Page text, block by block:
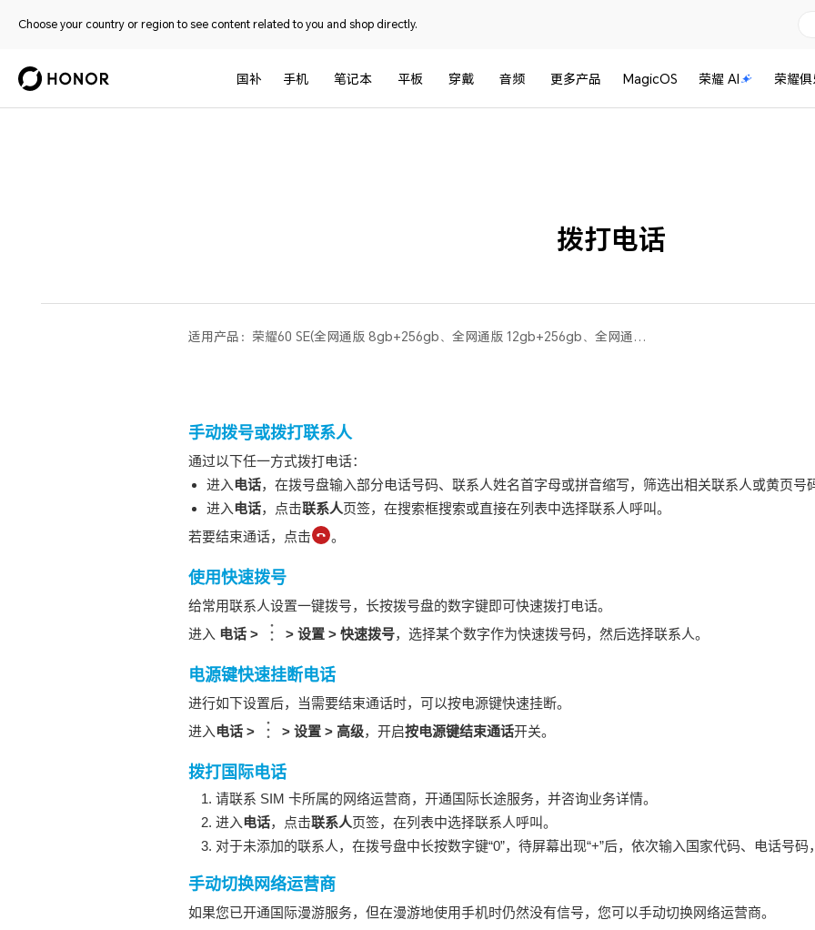
Choose your country or region to see content related to you and shop directly.
国补 手机 笔记本 平板 穿戴 音频 更多产品 MagicOS 荣耀 AI 荣耀
拨打电话
适用产品： 荣耀60 SE(全网通版 8gb+256gb、全网通版 12gb+256gb、全网通版 8gb+128gb、移动全网通版 8gb+256gb)
手动拨号或拨打联系人
通过以下任一方式拨打电话：
进入电话，在拨号盘输入部分电话号码、联系人姓名首字母或拼音缩写，筛选出相关联系人或黄页号
进入电话，点击联系人页签，在搜索框搜索或直接在列表中选择联系人呼叫。
若要结束通话，点击
。
使用快速拨号
给常用联系人设置一键拨号，长按拨号盘的数字键即可快速拨打电话。
进入 电话> > 设置> 快速拨号，选择某个数字作为快速拨号码，然后选择联系人。
电源键快速挂断电话
进行如下设置后，当需要结束通话时，可以按电源键快速挂断。
进入电话> > 设置> 高级，开启按电源键结束通话开关。
拨打国际电话
请联系 SIM 卡所属的网络运营商，开通国际长途服务，并咨询业务详情。
进入电话，点击联系人页签，在列表中选择联系人呼叫。
对于未添加的联系人，在拨号盘中长按数字键“0”，待屏幕出现“+”后，依次输入国家代码、电话号码
手动切换网络运营商
如果您已开通国际漫游服务，但在漫游地使用手机时仍然没有信号，您可以手动切换网络运营商。